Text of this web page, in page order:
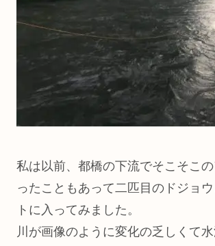
私は以前、都橋の下流でそこそこ
ったこともあって二匹目のドジョ
トに入ってみました。
川が画像のように変化の乏しくて